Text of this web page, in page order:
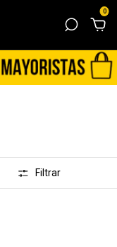
0
Filtrar